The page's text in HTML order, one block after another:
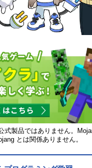
式製品ではありません。
とは関係ありません。